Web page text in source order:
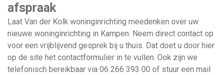
afspraak
Laat Van der Kolk woninginrichting meedenken over uw
nieuwe woninginrichting in Kampen. Neem direct contact op
voor een vrijblijvend gesprek bij u thuis. Dat doet u door hier
op de site het contactformulier in te vullen. Ook zijn we
telefonisch bereikbaar via 06 266 393 00 of stuur een mail